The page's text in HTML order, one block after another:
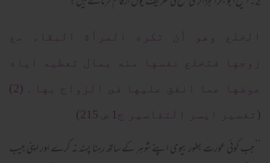
الخلع وهو أن تكره المرأة البقاء مع
زوجها فتخلع نفسها منه بمال تعطيه اياه
عوضها عما انفق عليها فى الزواج بها . (2)
(تفسير ايسر التفاسير ج1 ص 215)
’’جب کوئی عورت بطور بیوی اپنے شوہر کے ساتھ رہنا پسند نہ کرے اور اپنی جیب